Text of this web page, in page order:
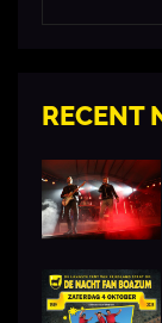
RECENT